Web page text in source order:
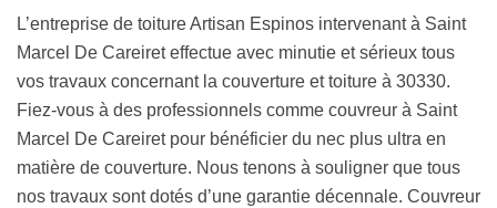
L’entreprise de toiture Artisan Espinos intervenant à Saint
Marcel De Careiret effectue avec minutie et sérieux tous
vos travaux concernant la couverture et toiture à 30330.
Fiez-vous à des professionnels comme couvreur à Saint
Marcel De Careiret pour bénéficier du nec plus ultra en
matière de couverture. Nous tenons à souligner que tous
nos travaux sont dotés d’une garantie décennale. Couvreur